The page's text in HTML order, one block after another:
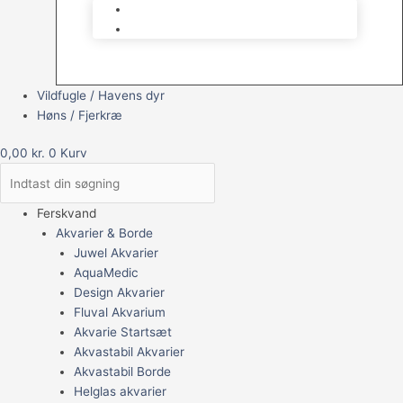
Vildfugle / Havens dyr
Høns / Fjerkræ
0,00 kr. 0 Kurv
Ferskvand
Akvarier & Borde
Juwel Akvarier
AquaMedic
Design Akvarier
Fluval Akvarium
Akvarie Startsæt
Akvastabil Akvarier
Akvastabil Borde
Helglas akvarier